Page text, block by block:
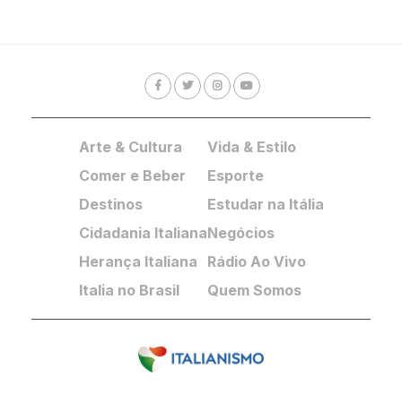
Arte & Cultura
Comer e Beber
Destinos
Cidadania Italiana
Herança Italiana
Italia no Brasil
Vida & Estilo
Esporte
Estudar na Itália
Negócios
Rádio Ao Vivo
Quem Somos